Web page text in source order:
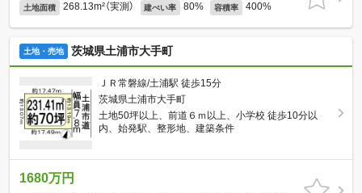
土地面積 268.13m²（実測） 建ぺい率 80% 容積率 400%
土地・売地 茨城県土浦市大手町
ＪＲ常磐線/土浦駅 徒歩15分
茨城県土浦市大手町
土地50坪以上、前道６ｍ以上、小学校 徒歩10分以
内、始発駅、整形地、建築条件
1680万円